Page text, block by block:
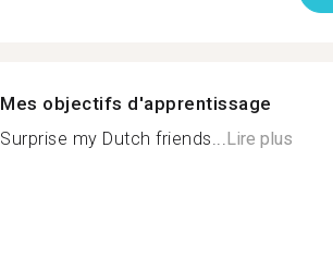
Mes objectifs d'apprentissage
Surprise my Dutch friends...Lire plus